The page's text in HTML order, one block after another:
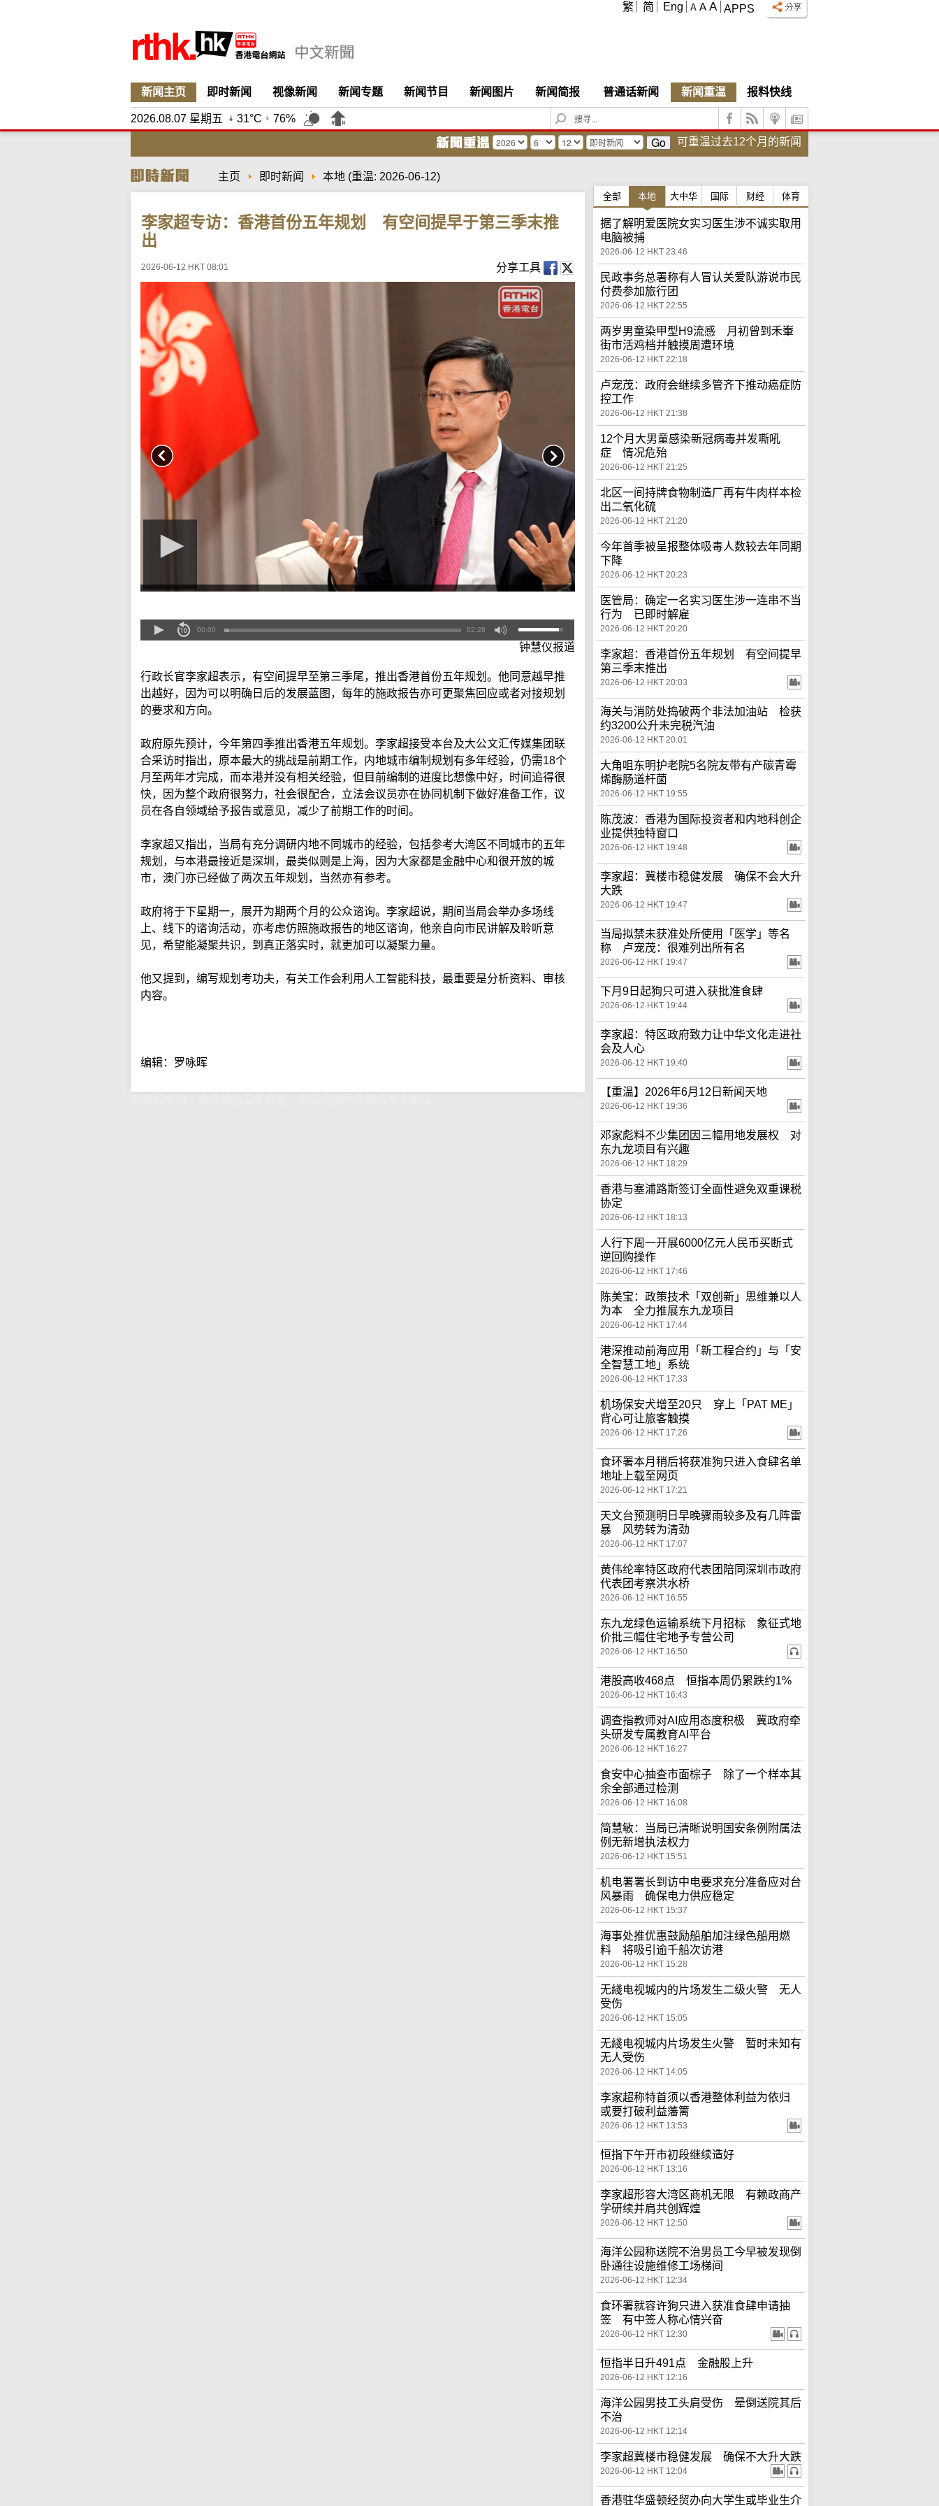
APPS
A A A
繁 简 Eng
新闻主页 即时新闻 视像新闻 新闻专题 新闻节目 新闻图片 新闻简报 普通话新闻 新闻重温 报料快线
2026.08.07 星期五 31°C 76%
S
e
a
r
可重温过去12个月的新闻
主页 即时新闻 本地 (重温: 2026-06-12)
李家超专访：香港首份五年规划 有空间提早于第三季末推
出
2026-06-12 HKT 08:01 分享工具
00:00 02:28
钟慧仪报道
行政长官李家超表示，有空间提早至第三季尾，推出香港首份五年规划。他同意越早推
出越好，因为可以明确日后的发展蓝图，每年的施政报告亦可更聚焦回应或者对接规划
的要求和方向。
政府原先预计，今年第四季推出香港五年规划。李家超接受本台及大公文汇传媒集团联
合采访时指出，原本最大的挑战是前期工作，内地城市编制规划有多年经验，仍需18个
月至两年才完成，而本港并没有相关经验，但目前编制的进度比想像中好，时间追得很
快，因为整个政府很努力，社会很配合，立法会议员亦在协同机制下做好准备工作，议
员在各自领域给予报告或意见，减少了前期工作的时间。
李家超又指出，当局有充分调研内地不同城市的经验，包括参考大湾区不同城市的五年
规划，与本港最接近是深圳，最类似则是上海，因为大家都是金融中心和很开放的城
市，澳门亦已经做了两次五年规划，当然亦有参考。
政府将于下星期一，展开为期两个月的公众谘询。李家超说，期间当局会举办多场线
上、线下的谘询活动，亦考虑仿照施政报告的地区谘询，他亲自向市民讲解及聆听意
见，希望能凝聚共识，到真正落实时，就更加可以凝聚力量。
他又提到，编写规划考功夫，有关工作会利用人工智能科技，最重要是分析资料、审核
内容。
编辑：罗咏晖
全部 本地 大中华 国际 财经 体育
据了解明爱医院女实习医生涉不诚实取用
电脑被捕
2026-06-12 HKT 23:46
民政事务总署称有人冒认关爱队游说市民
付费参加旅行团
2026-06-12 HKT 22:55
两岁男童染甲型H9流感 月初曾到禾輋
街市活鸡档并触摸周遭环境
2026-06-12 HKT 22:18
卢宠茂：政府会继续多管齐下推动癌症防
控工作
2026-06-12 HKT 21:38
12个月大男童感染新冠病毒并发嘶吼
症 情况危殆
2026-06-12 HKT 21:25
北区一间持牌食物制造厂再有牛肉样本检
出二氧化硫
2026-06-12 HKT 21:20
今年首季被呈报整体吸毒人数较去年同期
下降
2026-06-12 HKT 20:23
医管局：确定一名实习医生涉一连串不当
行为 已即时解雇
2026-06-12 HKT 20:20
李家超：香港首份五年规划 有空间提早
第三季末推出
2026-06-12 HKT 20:03
海关与消防处捣破两个非法加油站 检获
约3200公升未完税汽油
2026-06-12 HKT 20:01
大角咀东明护老院5名院友带有产碳青霉
烯酶肠道杆菌
2026-06-12 HKT 19:55
陈茂波：香港为国际投资者和内地科创企
业提供独特窗口
2026-06-12 HKT 19:48
李家超：冀楼市稳健发展 确保不会大升
大跌
2026-06-12 HKT 19:47
当局拟禁未获准处所使用「医学」等名
称 卢宠茂：很难列出所有名
2026-06-12 HKT 19:47
下月9日起狗只可进入获批准食肆
2026-06-12 HKT 19:44
李家超：特区政府致力让中华文化走进社
会及人心
2026-06-12 HKT 19:40
【重温】2026年6月12日新闻天地
2026-06-12 HKT 19:36
邓家彪料不少集团因三幅用地发展权 对
东九龙项目有兴趣
2026-06-12 HKT 18:29
香港与塞浦路斯签订全面性避免双重课税
协定
2026-06-12 HKT 18:13
人行下周一开展6000亿元人民币买断式
逆回购操作
2026-06-12 HKT 17:46
陈美宝：政策技术「双创新」思维兼以人
为本 全力推展东九龙项目
2026-06-12 HKT 17:44
港深推动前海应用「新工程合约」与「安
全智慧工地」系统
2026-06-12 HKT 17:33
机场保安犬增至20只 穿上「PAT ME」
背心可让旅客触摸
2026-06-12 HKT 17:26
食环署本月稍后将获准狗只进入食肆名单
地址上载至网页
2026-06-12 HKT 17:21
天文台预测明日早晚骤雨较多及有几阵雷
暴 风势转为清劲
2026-06-12 HKT 17:07
黄伟纶率特区政府代表团陪同深圳市政府
代表团考察洪水桥
2026-06-12 HKT 16:55
东九龙绿色运输系统下月招标 象征式地
价批三幅住宅地予专营公司
2026-06-12 HKT 16:50
港股高收468点 恒指本周仍累跌约1%
2026-06-12 HKT 16:43
调查指教师对AI应用态度积极 冀政府牵
头研发专属教育AI平台
2026-06-12 HKT 16:27
食安中心抽查市面棕子 除了一个样本其
余全部通过检测
2026-06-12 HKT 16:08
简慧敏：当局已清晰说明国安条例附属法
例无新增执法权力
2026-06-12 HKT 15:51
机电署署长到访中电要求充分准备应对台
风暴雨 确保电力供应稳定
2026-06-12 HKT 15:37
海事处推优惠鼓励船舶加注绿色船用燃
料 将吸引逾千船次访港
2026-06-12 HKT 15:28
无綫电视城内的片场发生二级火警 无人
受伤
2026-06-12 HKT 15:05
无綫电视城内片场发生火警 暂时未知有
无人受伤
2026-06-12 HKT 14:05
李家超称特首须以香港整体利益为依归
或要打破利益藩篱
2026-06-12 HKT 13:53
恒指下午开市初段继续造好
2026-06-12 HKT 13:16
李家超形容大湾区商机无限 有赖政商产
学研续并肩共创辉煌
2026-06-12 HKT 12:50
海洋公园称送院不治男员工今早被发现倒
卧通往设施维修工场梯间
2026-06-12 HKT 12:34
食环署就容许狗只进入获准食肆申请抽
签 有中签人称心情兴奋
2026-06-12 HKT 12:30
恒指半日升491点 金融股上升
2026-06-12 HKT 12:16
海洋公园男技工头肩受伤 晕倒送院其后
不治
2026-06-12 HKT 12:14
李家超冀楼市稳健发展 确保不大升大跌
2026-06-12 HKT 12:04
香港驻华盛顿经贸办向大学生或毕业生介